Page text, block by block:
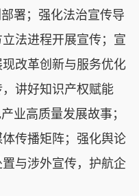
署；强化法治宣传导
法进程开展宣传；宣
改革创新与服务优化
讲好知识产权赋能
业高质量发展故事；
传播矩阵；强化舆论
与涉外宣传，护航企